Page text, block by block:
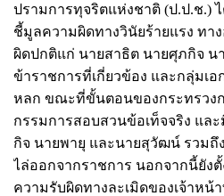
ปรามการทุจริตแห่งชาติ (ป.ป.ช.)
ชี้มูลความผิดทางวินัยร้ายแรง ทา
ผิดปกติแก่ นายสาธิต นายศุภกิจ น
ข้าราชการที่เกี่ยวข้อง และกลุ่มเ
หลก ขณะที่ขั้นตอนของกระทรวง
กรรมการสอบสวนข้อเท็จจริง แล
กิจ นายพายุ และนายสุวัฒน์ รวมถึ
ไล่ออกจากราชการ นอกจากนี้ยัง
ความรับผิดทางละเมิดของเจ้าหน้